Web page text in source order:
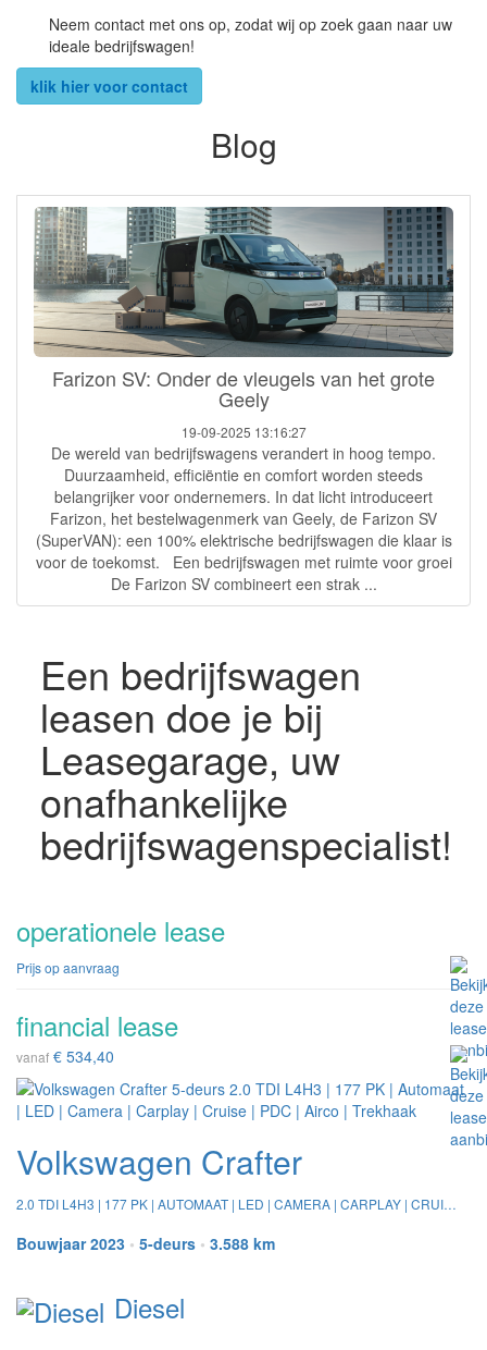
Neem contact met ons op, zodat wij op zoek gaan naar uw
ideale bedrijfswagen!
klik hier voor contact
Blog
Farizon SV: Onder de vleugels van het grote
Geely
19-09-2025 13:16:27
De wereld van bedrijfswagens verandert in hoog tempo.
Duurzaamheid, efficiëntie en comfort worden steeds
belangrijker voor ondernemers. In dat licht introduceert
Farizon, het bestelwagenmerk van Geely, de Farizon SV
(SuperVAN): een 100% elektrische bedrijfswagen die klaar is
voor de toekomst. Een bedrijfswagen met ruimte voor groei
De Farizon SV combineert een strak ...
Een bedrijfswagen
leasen doe je bij
Leasegarage, uw
onafhankelijke
bedrijfswagenspecialist!
operationele lease
Prijs op aanvraag
financial lease
vanaf € 534,40
Volkswagen Crafter
2.0 TDI L4H3 | 177 PK | AUTOMAAT | LED | CAMERA | CARPLAY | CRUISE | PDC | AIRCO | TREKHAAK
Bouwjaar 2023 • 5-deurs • 3.588 km
Diesel